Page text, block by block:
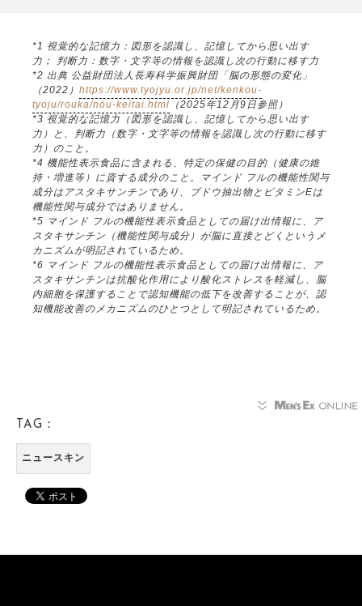
*1 視覚的な記憶力：図形を認識し、記憶してから思い出す
力； 判断力：数字・文字等の情報を認識し次の行動に移す力
*2 出典 公益財団法人長寿科学振興財団「脳の形態の変化」
（2022） https://www.tyojyu.or.jp/net/kenkou-
tyoju/rouka/nou-keitai.html （2025年12月9日参照）
*3 視覚的な記憶力（図形を認識し、記憶してから思い出す
力）と、判断力（数字・文字等の情報を認識し次の行動に移す
力）のこと。
*4 機能性表示食品に含まれる、特定の保健の目的（健康の維
持・増進等）に資する成分のこと。マインド フルの機能性関与
成分はアスタキサンチンであり、ブドウ抽出物とビタミンEは
機能性関与成分ではありません。
*5 マインド フルの機能性表示食品としての届け出情報に、ア
スタキサンチン（機能性関与成分）が脳に直接とどくというメ
カニズムが明記されているため。
*6 マインド フルの機能性表示食品としての届け出情報に、ア
スタキサンチンは抗酸化作用により酸化ストレスを軽減し、脳
内細胞を保護することで認知機能の低下を改善することが、認
知機能改善のメカニズムのひとつとして明記されているため。
TAG：
ニュースキン